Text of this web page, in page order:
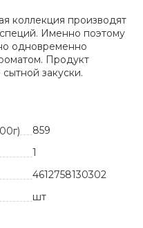
коллекция производят
специй. Именно поэтому
одновременно
Продукт
закуски.
859
1
4612758130302
шт